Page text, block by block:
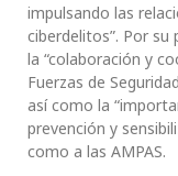
impulsando las
ciberdelitos”. Por
la “colaboración y
Fuerzas de
así como la
prevención y
como a las AMPAS.